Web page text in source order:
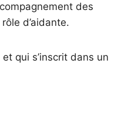
des
d’aidante.
qui s’inscrit dans un